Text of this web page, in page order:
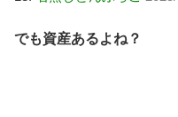
でも資産あるよね？